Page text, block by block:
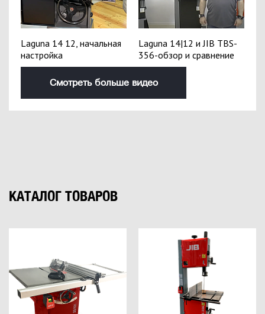
Laguna 14 12, начальная
настройка
Laguna 14|12 и JIB TBS-
356-обзор и сравнение
Смотреть больше видео
КАТАЛОГ ТОВАРОВ